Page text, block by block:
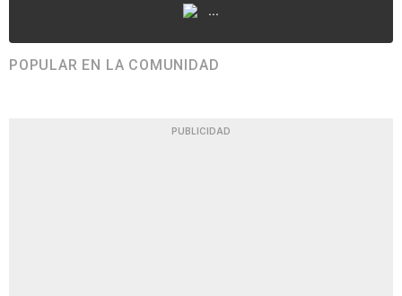
...
POPULAR EN LA COMUNIDAD
PUBLICIDAD